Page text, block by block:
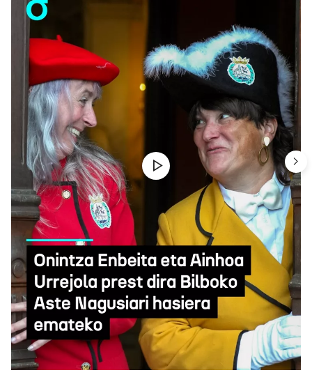
Onintza Enbeita eta Ainhoa Urrejola prest dira
Bilboko Aste Nagusiari hasiera emateko